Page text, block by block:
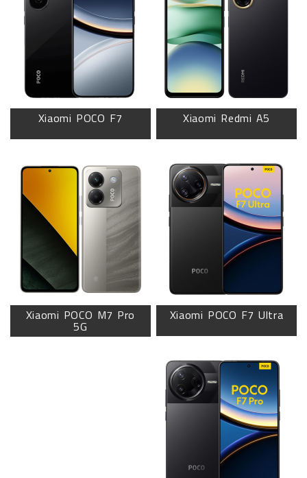
Xiaomi POCO F7 Xiaomi Redmi A5
Xiaomi POCO M7 Pro
5G
Xiaomi POCO F7 Ultra